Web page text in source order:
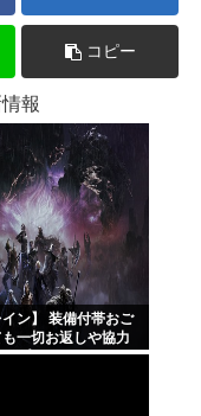
コピー
報
イン】 装備付帯おご
一切お返しや協力
プレイヤーいるけ